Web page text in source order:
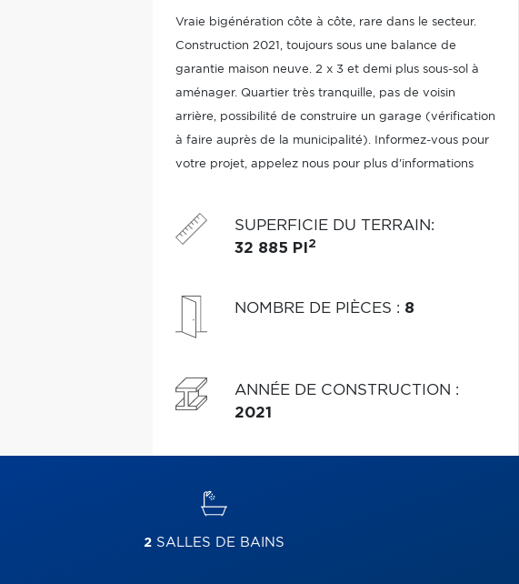
Vraie bigénération côte à côte, rare dans le secteur.
Construction 2021, toujours sous une balance de
garantie maison neuve. 2 x 3 et demi plus sous-sol à
aménager. Quartier très tranquille, pas de voisin
arrière, possibilité de construire un garage (vérification
à faire auprès de la municipalité). Informez-vous pour
votre projet, appelez nous pour plus d'informations
SUPERFICIE DU TERRAIN:
32 885 PI 2
NOMBRE DE PIÈCES : 8
ANNÉE DE CONSTRUCTION :
2021
2SALLES DE BAINS